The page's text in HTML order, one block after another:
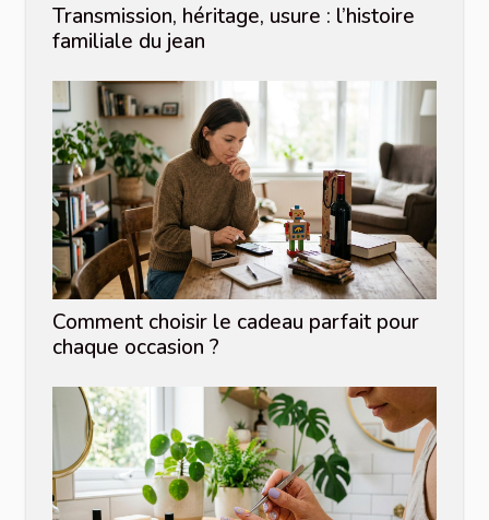
Transmission, héritage, usure : l’histoire
familiale du jean
Comment choisir le cadeau parfait pour
chaque occasion ?